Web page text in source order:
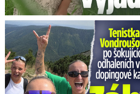
Vondroušová po šokujících odhaleních v